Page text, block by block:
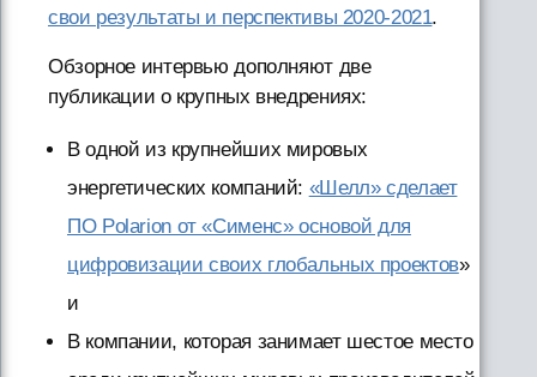
свои результаты и перспективы 2020-2021.
Обзорное интервью дополняют две
публикации о крупных внедрениях:
В одной из крупнейших мировых
энергетических компаний: «Шелл» сделает
ПО Polarion от «Сименс» основой для
цифровизации своих глобальных проектов»
и
В компании, которая занимает шестое место